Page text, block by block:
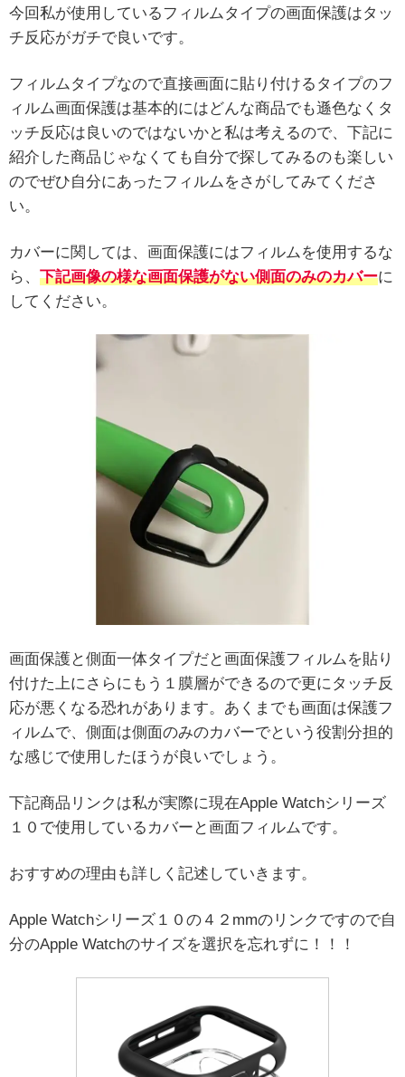
今回私が使用しているフィルムタイプの画面保護はタッ
チ反応がガチで良いです。
フィルムタイプなので直接画面に貼り付けるタイプのフ
ィルム画面保護は基本的にはどんな商品でも遜色なくタ
ッチ反応は良いのではないかと私は考えるので、下記に
紹介した商品じゃなくても自分で探してみるのも楽しい
のでぜひ自分にあったフィルムをさがしてみてくださ
い。
カバーに関しては、画面保護にはフィルムを使用するな
ら、 下記画像の様な画面保護がない側面のみのカバーに
してください。
画面保護と側面一体タイプだと画面保護フィルムを貼り
付けた上にさらにもう１膜層ができるので更にタッチ反
応が悪くなる恐れがあります。あくまでも画面は保護フ
ィルムで、側面は側面のみのカバーでという役割分担的
な感じで使用したほうが良いでしょう。
下記商品リンクは私が実際に現在Apple Watchシリーズ
１０で使用しているカバーと画面フィルムです。
おすすめの理由も詳しく記述していきます。
Apple Watchシリーズ１０の４２mmのリンクですので自
分のApple Watchのサイズを選択を忘れずに！！！